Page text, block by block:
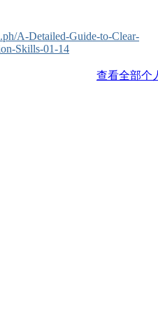
A-Detailed-Guide-to-Clear-
Skills-01-14
查看全部个